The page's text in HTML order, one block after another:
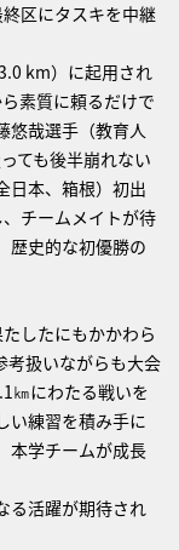
区にタスキを中継
km）に起用され
素質に頼るだけで
悠哉選手（教育人
ても後半崩れない
日本、箱根）初出
チームメイトが待
歴史的な初優勝の
したにもかかわら
考扱いながらも大会
㎞にわたる戦いを
い練習を積み手に
本学チームが成長
る活躍が期待され